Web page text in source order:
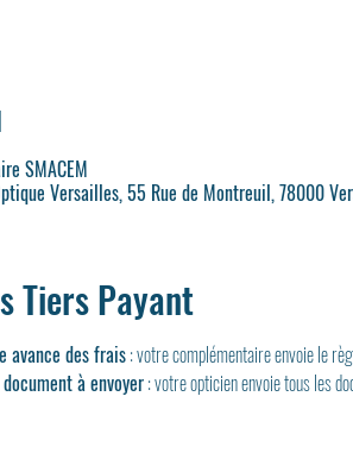
SMACEM
Versailles, 55 Rue de Montreuil, 78000
Tiers Payant
avance des frais : votre complémentaire envoie le
à envoyer : votre opticien envoie tous les